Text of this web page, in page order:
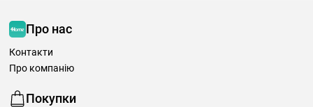
Про нас
Контакти
Про компанію
Покупки